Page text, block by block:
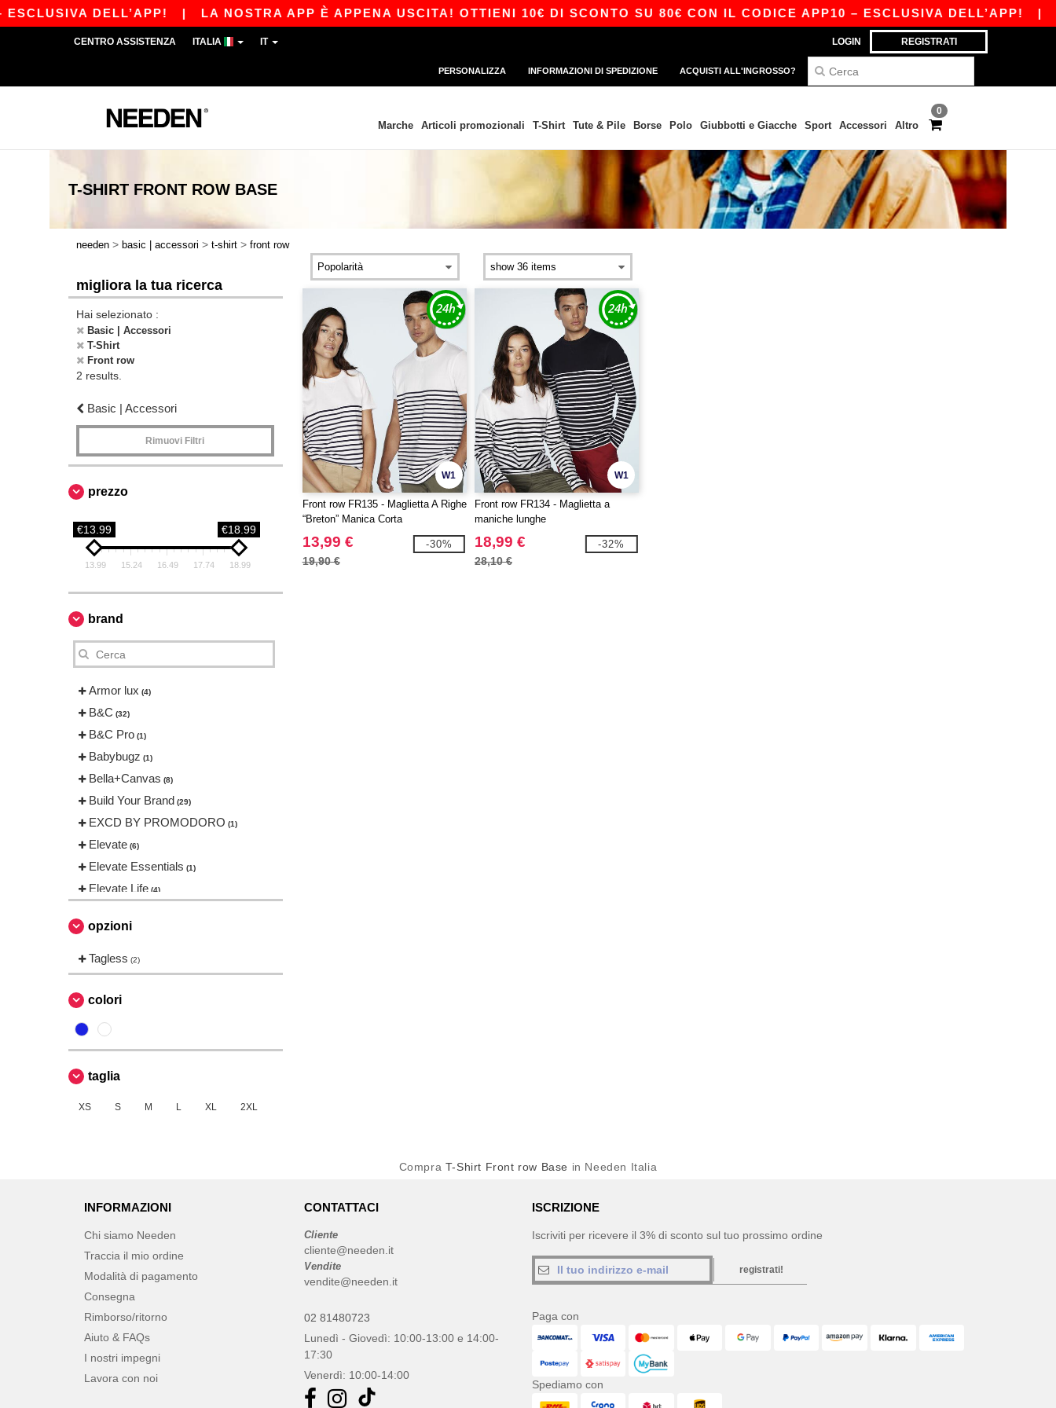
DELL’APP!| LA NOSTRA APP È APPENA USCITA! OTTIENI 10€ DI SCONTO SU 80€ CON IL CODICE APP10 – ESCLUSIVA DELL’APP!|
LOGIN REGISTRATI
CENTRO ASSISTENZA ITALIA IT
PERSONALIZZA INFORMAZIONI DI SPEDIZIONE ACQUISTI ALL'INGROSSO?
0
Marche Articoli promozionali T-Shirt Tute & Pile Borse Polo Giubbotti e Giacche Sport Accessori Altro
T-SHIRT FRONT ROW BASE
needen > basic | accessori > t-shirt > front row
migliora la tua ricerca
Hai selezionato :
Basic | Accessori
T-Shirt
Front row
2 results.
Basic | Accessori
Rimuovi Filtri
prezzo
€13.99 €18.99
13.99 15.24 16.49 17.74 18.99
brand
Armor lux (4)
B&C (32)
B&C Pro (1)
Babybugz (1)
Bella+Canvas (8)
Build Your Brand (29)
EXCD BY PROMODORO (1)
Elevate (6)
Elevate Essentials (1)
Elevate Life (4)
FRUIT OF THE LOOM VINTAGE
Finden & Hales
Gildan
JHK (24)
JUST T'S (3)
Needen (88)
Neutral (15)
Produkt JACK & JONES
Promodoro (1)
Result (1)
Roly (19)
Russell (10)
SF Men (5)
SF Mini
opzioni
Tagless (2)
colori
taglia
XS S M L XL 2XL
W1
Front row FR135 - Maglietta A Righe
“Breton” Manica Corta
13,99 €
19,90 €
-30%
W1
Front row FR134 - Maglietta a
maniche lunghe
18,99 €
28,10 €
-32%
Compra T-Shirt Front row Base in Needen Italia
INFORMAZIONI
Chi siamo Needen
Traccia il mio ordine
Modalità di pagamento
Consegna
Rimborso/ritorno
Aiuto & FAQs
I nostri impegni
Lavora con noi
CONTATTACI
Cliente
cliente@needen.it
Vendite
vendite@needen.it
02 81480723
Lunedì - Giovedì: 10:00-13:00 e 14:00-
17:30
Venerdì: 10:00-14:00
ISCRIZIONE
Iscriviti per ricevere il 3% di sconto sul tuo prossimo ordine
registrati!
Paga con
Spediamo con